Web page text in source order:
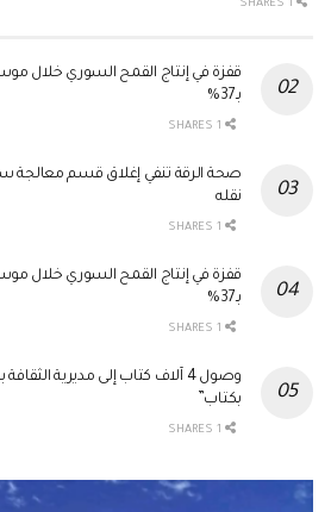
بـ37%
صحة الرقة تنفي إغلاق قسم معالجة
نقله
بـ37%
وصول 4 آلاف كتاب إلى مديرية
بكتاب”